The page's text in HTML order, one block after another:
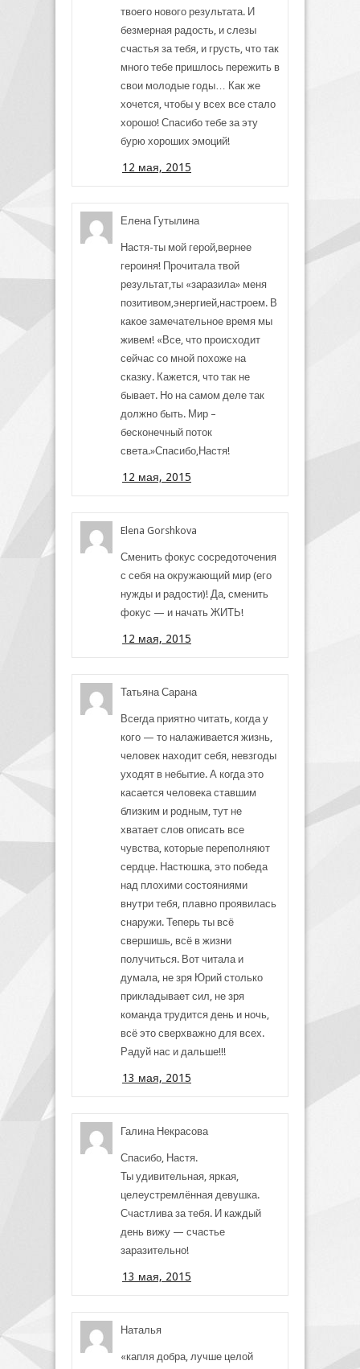
твоего нового результата. И
безмерная радость, и слезы
счастья за тебя, и грусть, что так
много тебе пришлось пережить в
свои молодые годы… Как же
хочется, чтобы у всех все стало
хорошо! Спасибо тебе за эту
бурю хороших эмоций!
12 мая, 2015
Елена Гутылина
Настя-ты мой герой,вернее
героиня! Прочитала твой
результат,ты «заразила» меня
позитивом,энергией,настроем. В
какое замечательное время мы
живем! «Все, что происходит
сейчас со мной похоже на
сказку. Кажется, что так не
бывает. Но на самом деле так
должно быть. Мир –
бесконечный поток
света.»Спасибо,Настя!
12 мая, 2015
Elena Gorshkova
Сменить фокус сосредоточения
с себя на окружающий мир (его
нужды и радости)! Да, сменить
фокус — и начать ЖИТЬ!
12 мая, 2015
Татьяна Сарана
Всегда приятно читать, когда у
кого — то налаживается жизнь,
человек находит себя, невзгоды
уходят в небытие. А когда это
касается человека ставшим
близким и родным, тут не
хватает слов описать все
чувства, которые переполняют
сердце. Настюшка, это победа
над плохими состояниями
внутри тебя, плавно проявилась
снаружи. Теперь ты всё
свершишь, всё в жизни
получиться. Вот читала и
думала, не зря Юрий столько
прикладывает сил, не зря
команда трудится день и ночь,
всё это сверхважно для всех.
Радуй нас и дальше!!!
13 мая, 2015
Галина Некрасова
Спасибо, Настя.
Ты удивительная, яркая,
целеустремлённая девушка.
Счастлива за тебя. И каждый
день вижу — счастье
заразительно!
13 мая, 2015
Наталья
«капля добра, лучше целой